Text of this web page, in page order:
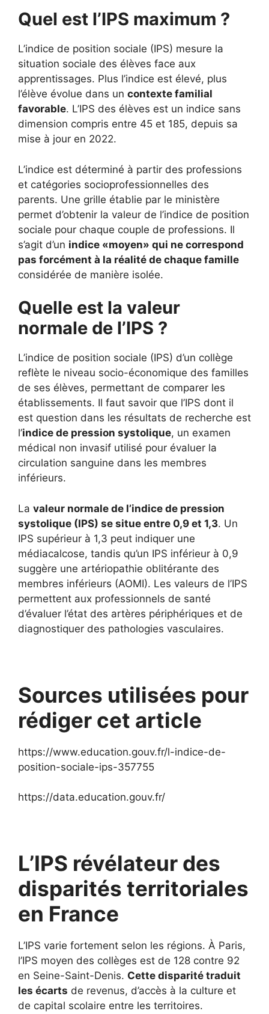
Quel est l’IPS maximum ?
L’indice de position sociale (IPS) mesure la
situation sociale des élèves face aux
apprentissages. Plus l’indice est élevé, plus
l’élève évolue dans un contexte familial
favorable. L’IPS des élèves est un indice sans
dimension compris entre 45 et 185, depuis sa
mise à jour en 2022.
L’indice est déterminé à partir des professions
et catégories socioprofessionnelles des
parents. Une grille établie par le ministère
permet d’obtenir la valeur de l’indice de position
sociale pour chaque couple de professions. Il
s’agit d’un indice «moyen» qui ne correspond
pas forcément à la réalité de chaque famille
considérée de manière isolée.
Quelle est la valeur
normale de l’IPS ?
L’indice de position sociale (IPS) d’un collège
reflète le niveau socio-économique des familles
de ses élèves, permettant de comparer les
établissements. Il faut savoir que l’IPS dont il
est question dans les résultats de recherche est
l’indice de pression systolique, un examen
médical non invasif utilisé pour évaluer la
circulation sanguine dans les membres
inférieurs.
La valeur normale de l’indice de pression
systolique (IPS) se situe entre 0,9 et 1,3. Un
IPS supérieur à 1,3 peut indiquer une
médiacalcose, tandis qu’un IPS inférieur à 0,9
suggère une artériopathie oblitérante des
membres inférieurs (AOMI). Les valeurs de l’IPS
permettent aux professionnels de santé
d’évaluer l’état des artères périphériques et de
diagnostiquer des pathologies vasculaires.
Sources utilisées pour
rédiger cet article
https://www.education.gouv.fr/l-indice-de-
position-sociale-ips-357755
https://data.education.gouv.fr/
L’IPS révélateur des
disparités territoriales
en France
L’IPS varie fortement selon les régions. À Paris,
l’IPS moyen des collèges est de 128 contre 92
en Seine-Saint-Denis. Cette disparité traduit
les écarts de revenus, d’accès à la culture et
de capital scolaire entre les territoires.